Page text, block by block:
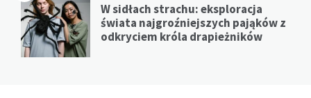
W sidłach strachu: eksploracja
świata najgroźniejszych pająków z
odkryciem króla drapieżników